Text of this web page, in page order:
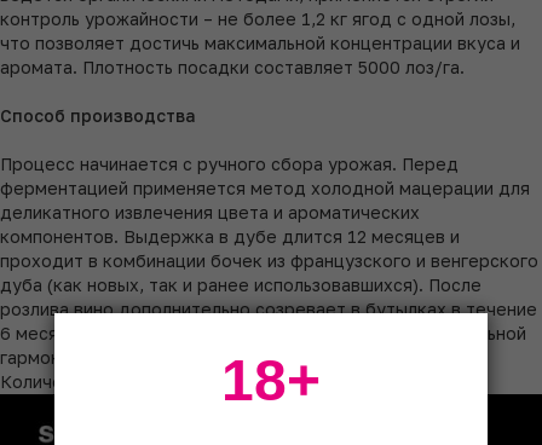
контроль урожайности – не более 1,2 кг ягод с одной лозы,
что позволяет достичь максимальной концентрации вкуса и
аромата. Плотность посадки составляет 5000 лоз/га.
Способ производства
Процесс начинается с ручного сбора урожая. Перед
ферментацией применяется метод холодной мацерации для
деликатного извлечения цвета и ароматических
компонентов. Выдержка в дубе длится 12 месяцев и
проходит в комбинации бочек из французского и венгерского
дуба (как новых, так и ранее использовавшихся). После
розлива вино дополнительно созревает в бутылках в течение
6 месяцев при контролируемой температуре для финальной
гармонизации.
Количество бутылок – 2300.18+